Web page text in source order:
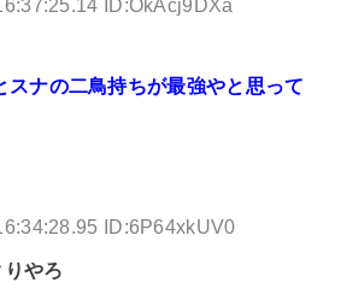
ID:OkAcj9DXa
スナの二鳥持ちが最強やと思って
ID:6P64xkUV0
やろ